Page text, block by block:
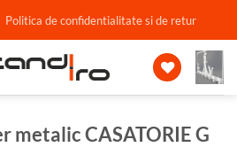
Politica de confidentialitate si de retur
metalic CASATORIE G